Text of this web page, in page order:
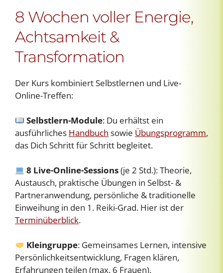
8 Wochen voller Energie,
Achtsamkeit &
Transformation
Der Kurs kombiniert Selbstlernen und Live-
Online-Treffen:
Selbstlern-Module: Du erhältst ein
ausführliches Handbuch sowie Übungsprogramm,
das Dich Schritt für Schritt begleitet.
8 Live-Online-Sessions(je 2 Std.): Theorie,
Austausch, praktische Übungen in Selbst- &
Partneranwendung, persönliche & traditionelle
Einweihung in den 1. Reiki-Grad. Hier ist der
Terminüberblick.
Kleingruppe: Gemeinsames Lernen, intensive
Persönlichkeitsentwicklung, Fragen klären,
Erfahrungen teilen (max. 6 Frauen).